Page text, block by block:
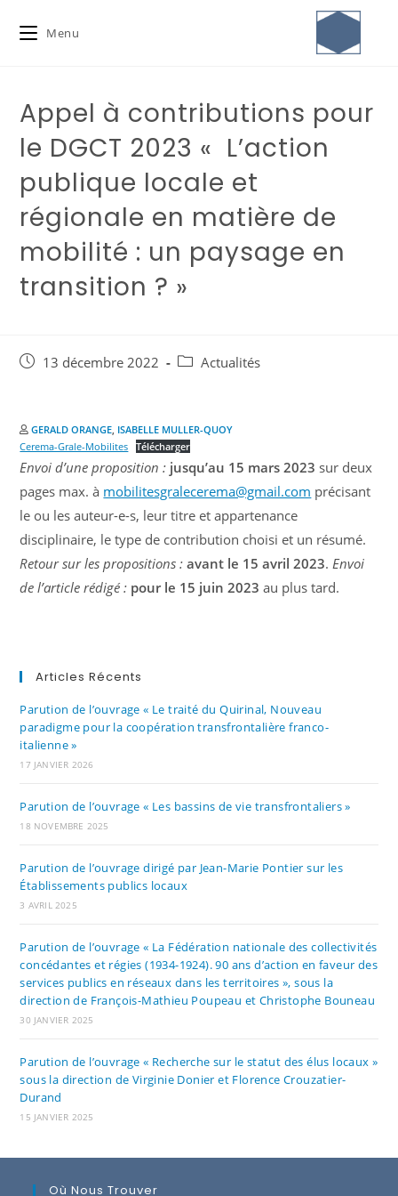
Menu
Appel à contributions pour
le DGCT 2023 « L’action
publique locale et
régionale en matière de
mobilité : un paysage en
transition ? »
13 décembre 2022 Actualités
GERALD ORANGE, ISABELLE MULLER-QUOY
Cerema-Grale-Mobilites Télécharger
Envoi d’une proposition : jusqu’au 15 mars 2023 sur deux
pages max. à mobilitesgralecerema@gmail.com précisant
le ou les auteur-e-s, leur titre et appartenance
disciplinaire, le type de contribution choisi et un résumé.
Retour sur les propositions :avant le 15 avril 2023.Envoi
de l’article rédigé : pour le 15 juin 2023 au plus tard.
Articles Récents
Parution de l’ouvrage « Le traité du Quirinal, Nouveau
paradigme pour la coopération transfrontalière franco-
italienne »
17 JANVIER 2026
Parution de l’ouvrage « Les bassins de vie transfrontaliers »
18 NOVEMBRE 2025
Parution de l’ouvrage dirigé par Jean-Marie Pontier sur les
Établissements publics locaux
3 AVRIL 2025
Parution de l’ouvrage « La Fédération nationale des collectivités
concédantes et régies (1934-1924). 90 ans d’action en faveur des
services publics en réseaux dans les territoires », sous la
direction de François-Mathieu Poupeau et Christophe Bouneau
30 JANVIER 2025
Parution de l’ouvrage « Recherche sur le statut des élus locaux »
sous la direction de Virginie Donier et Florence Crouzatier-
Durand
15 JANVIER 2025
Où Nous Trouver